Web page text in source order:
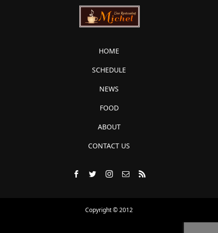
HOME
SCHEDULE
NEWS
FOOD
ABOUT
CONTACT US
Copyright © 2012